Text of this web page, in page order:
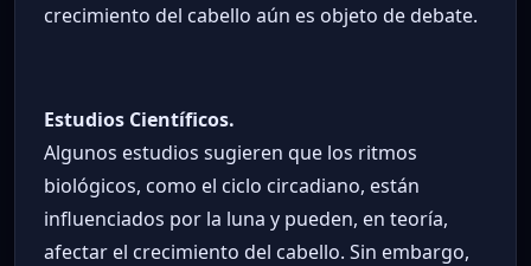
crecimiento del cabello aún es objeto de debate.
Estudios Científicos.
Algunos estudios sugieren que los ritmos
biológicos, como el ciclo circadiano, están
influenciados por la luna y pueden, en teoría,
afectar el crecimiento del cabello. Sin embargo,